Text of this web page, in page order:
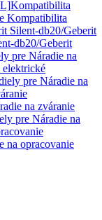
Kompatibilita
Kompatibilita
Silent-db20/Geberit
db20/Geberit
pre Náradie na
elektrické
pre Náradie na
na zváranie
pre Náradie na
na opracovanie